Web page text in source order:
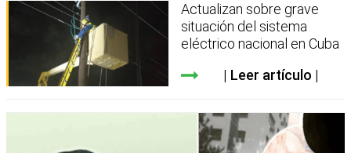
Actualizan sobre grave
situación del sistema
eléctrico nacional en Cuba
Leer artículo